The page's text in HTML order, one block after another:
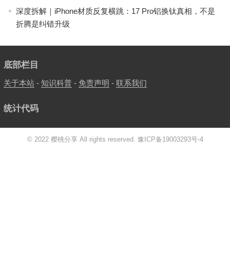
深度拆解｜iPhone材质反复横跳：17 Pro铝换钛真相，不是
折腾是纠错升级
底部栏目
关于本站- 知识科普- 免责声明 - 联系我们
统计代码
© 2022 樱桃分享 All rights reserved. 豫ICP备19003293号-4